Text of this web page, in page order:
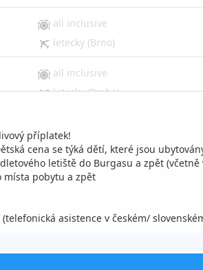
all inclusive
letecky (Brno)
all inclusive
letecky (Praha)
letecky (Brno)
all inclusive
all inclusive
příplatek!
cena se týká dětí, které jsou
letiště do Burgasu a zpět (včetně
pobytu a zpět
asistence v českém/